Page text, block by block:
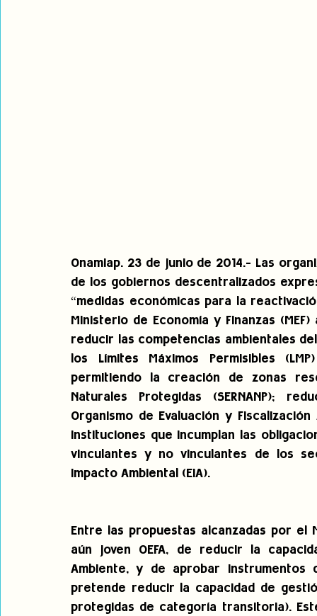
Onamiap. 23 de junio de 2014.- Las
de los gobiernos descentralizados
“medidas económicas para la
Ministerio de Economía y Finanzas
reducir las competencias ambientales
los Límites Máximos Permisibles
permitiendo la creación de zonas
Naturales Protegidas (SERNANP);
Organismo de Evaluación y
instituciones que incumplan las
vinculantes y no vinculantes de los
Impacto Ambiental (EIA).
Entre las propuestas alcanzadas por el
aún joven OEFA, de reducir la
Ambiente, y de aprobar
pretende reducir la capacidad de
protegidas de categoría transitoria).